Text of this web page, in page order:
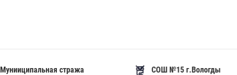
Мунииципальная стража СОШ №15 г.Вологды